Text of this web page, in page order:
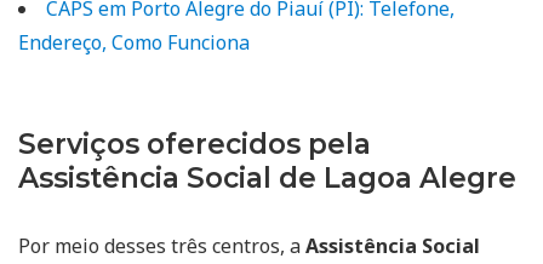
CAPS em Porto Alegre do Piauí (PI): Telefone,
Endereço, Como Funciona
Serviços oferecidos pela
Assistência Social de Lagoa Alegre
Por meio desses três centros, aAssistência Social